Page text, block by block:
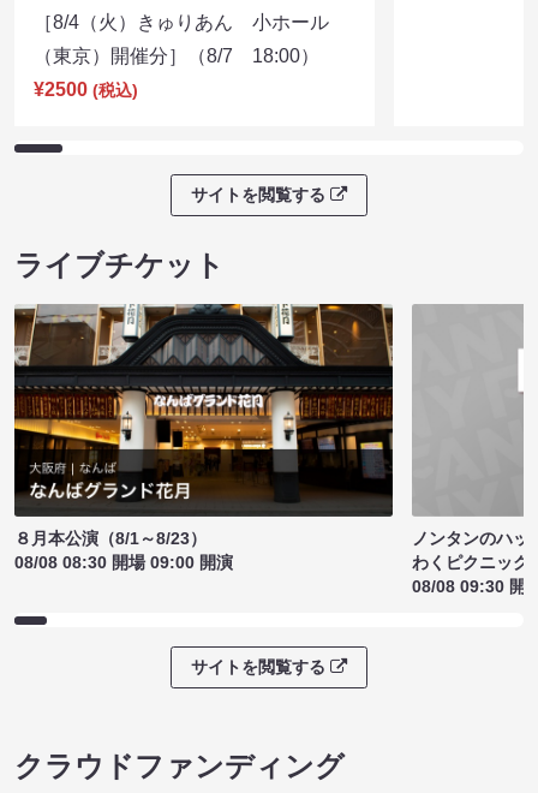
［8/4（火）きゅりあん 小ホール
（東京）開催分］（8/7 18:00）
¥2500 (税込)
サイトを閲覧する
ライブチケット
８月本公演（8/1～8/23）
08/08 08:30 開場 09:00 開演
ノンタンのハッ
わくピクニック
08/08 09:30 開
サイトを閲覧する
クラウドファンディング